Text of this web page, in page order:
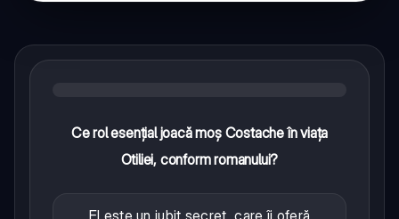
Ce rol esențial joacă moș Costache în viața
Otiliei, conform romanului?